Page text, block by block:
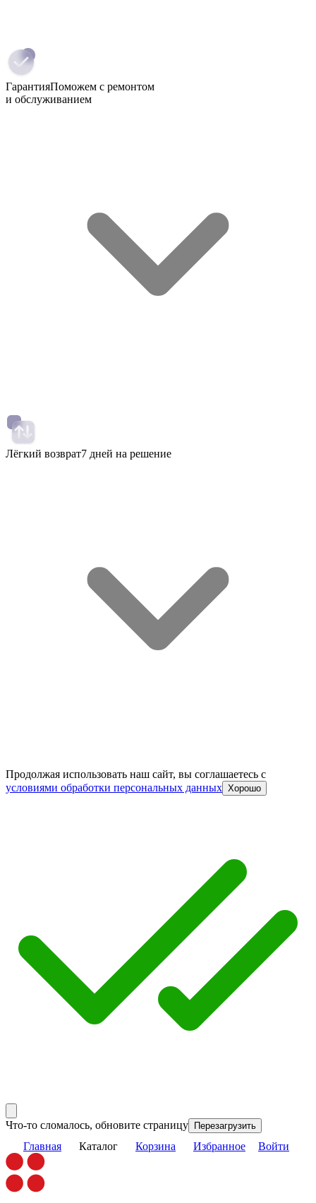
ГарантияПоможем с ремонтом
и обслуживанием
Лёгкий возврат7 дней на решение
Продолжая использовать наш сайт, вы соглашаетесь c
условиями обработки персональных данных Хорошо
Что-то сломалось, обновите страницу Перезагрузить
Главная Каталог Корзина Избранное Войти